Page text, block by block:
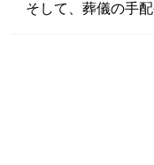
そして、葬儀の手配